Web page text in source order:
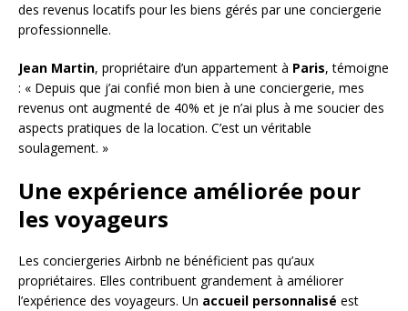
des revenus locatifs pour les biens gérés par une conciergerie
professionnelle.
Jean Martin, propriétaire d’un appartement à Paris, témoigne
: « Depuis que j’ai confié mon bien à une conciergerie, mes
revenus ont augmenté de 40% et je n’ai plus à me soucier des
aspects pratiques de la location. C’est un véritable
soulagement. »
Une expérience améliorée pour
les voyageurs
Les conciergeries Airbnb ne bénéficient pas qu’aux
propriétaires. Elles contribuent grandement à améliorer
l’expérience des voyageurs. Un accueil personnalisé est